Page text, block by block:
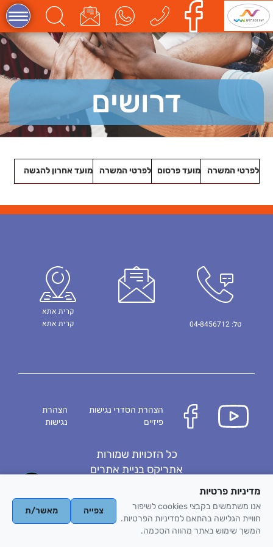
דרושים
לפרטי המשרה מועד פרסום לפרטי המשרה מועד אחרון להגשה
טל: 04-8456712
קרית אתא
קרית אתא
הצהרת הסדרי נגישות
פיזיים
הצהרת
נגישות
כל הזכויות שמורות
אתריקס בניית אתרים
מדיניות פרטיות
אנו משתמשים בקבצי cookies לשיפור
חוויית הגלישה בהתאם למדיניות הפרטיות.
המשך שימוש באתר מהווה הסכמה.
צפייה מאשר/ת